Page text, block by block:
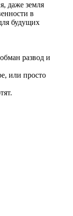
даже земля
в
будущих
развод и
или просто